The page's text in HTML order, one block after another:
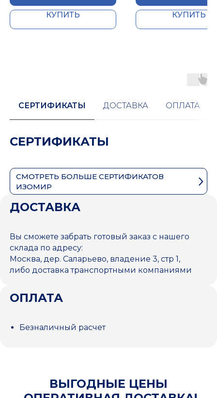
КУПИТЬ КУПИТЬ
СЕРТИФИКАТЫ ДОСТАВКА ОПЛАТА
СЕРТИФИКАТЫ
СМОТРЕТЬ БОЛЬШЕ СЕРТИФИКАТОВ
ИЗОМИР
ДОСТАВКА
Вы сможете забрать готовый заказ с нашего
склада по адресу:
Москва, дер. Саларьево, владение 3, стр 1,
либо доставка транспортными компаниями
ОПЛАТА
Безналичный расчет
ВЫГОДНЫЕ ЦЕНЫ